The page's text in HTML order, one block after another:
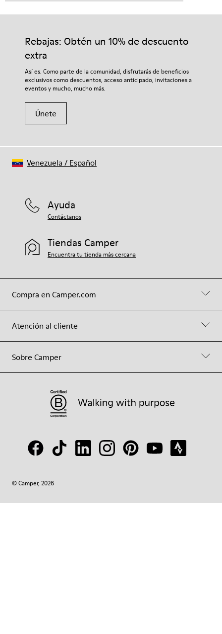
Rebajas: Obtén un 10% de descuento
extra
Así es. Como parte de la comunidad, disfrutarás de beneficios
exclusivos como descuentos, acceso anticipado, invitaciones a
eventos y mucho, mucho más.
Únete
Compra en Camper.com
Atención al cliente
Sobre Camper
Ayuda
Contáctanos
Tiendas Camper
Encuentra tu tienda más cercana
© Camper, 2026
Venezuela / Español